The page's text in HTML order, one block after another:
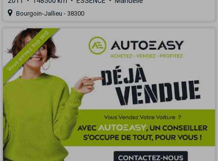
Bourgoin-Jallieu - 38300
Vous arrivez trop tard